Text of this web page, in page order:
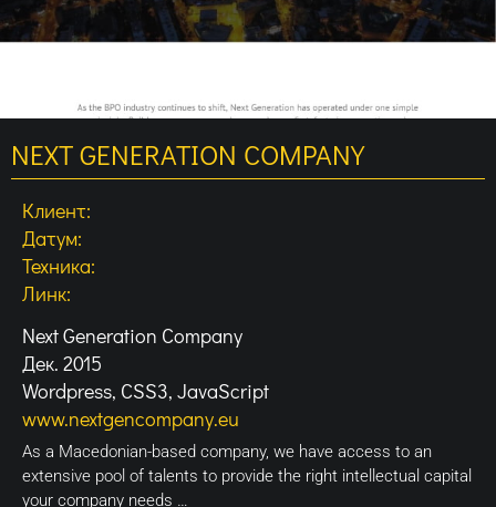
NEXT GENERATION COMPANY
Клиент:
Датум:
Техника:
Линк:
Next Generation Company
Дек. 2015
Wordpress, CSS3, JavaScript
www.nextgencompany.eu
As a Macedonian-based company, we have access to an
extensive pool of talents to provide the right intellectual capital
your company needs …